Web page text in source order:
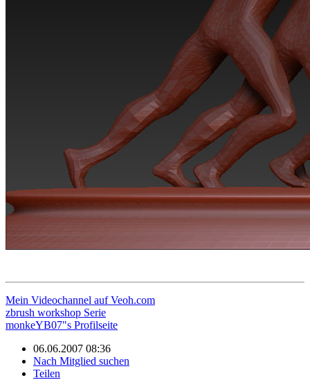
Mein Videochannel auf Veoh.com
zbrush workshop Serie
monkeYB07"s Profilseite
06.06.2007 08:36
Nach Mitglied suchen
Teilen